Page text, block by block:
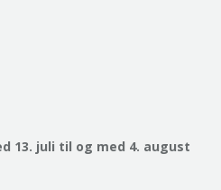
13. juli til og med 4. august